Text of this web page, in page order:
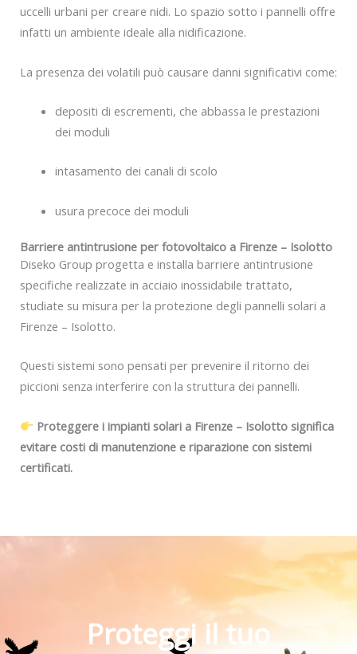
uccelli urbani per creare nidi. Lo spazio sotto i pannelli offre
infatti un ambiente ideale alla nidificazione.
La presenza dei volatili può causare danni significativi come:
depositi di escrementi, che abbassa le prestazioni
dei moduli
intasamento dei canali di scolo
usura precoce dei moduli
Barriere antintrusione per fotovoltaico a Firenze – Isolotto
Diseko Group progetta e installa barriere antintrusione
specifiche realizzate in acciaio inossidabile trattato,
studiate su misura per la protezione degli pannelli solari a
Firenze – Isolotto.
Questi sistemi sono pensati per prevenire il ritorno dei
piccioni senza interferire con la struttura dei pannelli.
Proteggere i impianti solari a Firenze – Isolotto significa
evitare costi di manutenzione e riparazione con sistemi
certificati.
Proteggi il tuo